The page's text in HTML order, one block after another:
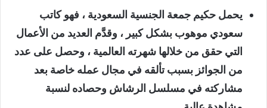
يحمل حكيم جمعة الجنسية السعودية ، فهو كاتب
سعودي موهوب بشكل كبير ، وقدَّم العديد من الأعمال
التي حقق من خلالها شهرته العالمية ، وحصل على عدد
من الجوائز بسبب تألقه في مجال عمله خاصة بعد
مشاركته في مسلسل الرشاش وحصاده لنسبة